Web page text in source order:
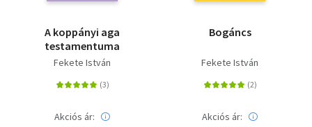
A koppányi aga
testamentuma
Fekete István
Akciós ár:
Bogáncs
Fekete István
Akciós ár: